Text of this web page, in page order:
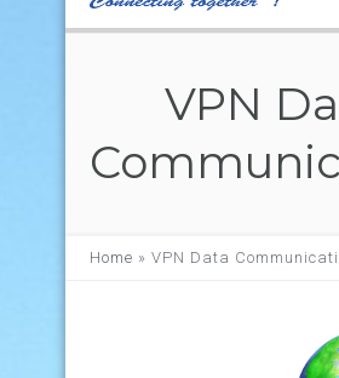
VPN
Home » VPN Data